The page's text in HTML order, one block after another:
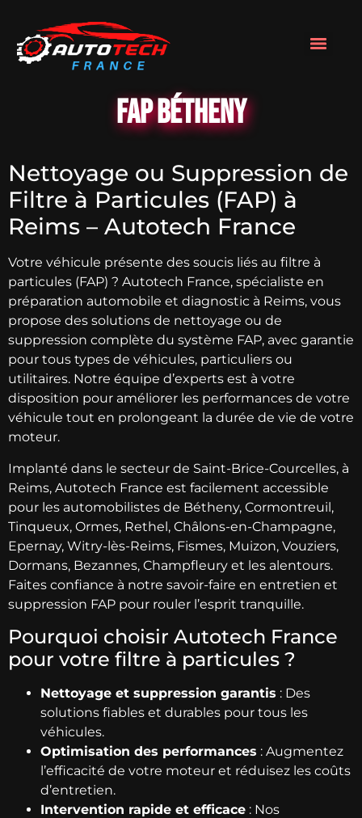
FAP Bétheny
Nettoyage ou Suppression de
Filtre à Particules (FAP) à
Reims – Autotech France
Votre véhicule présente des soucis liés au filtre à
particules (FAP) ? Autotech France, spécialiste en
préparation automobile et diagnostic à Reims, vous
propose des solutions de nettoyage ou de
suppression complète du système FAP, avec garantie
pour tous types de véhicules, particuliers ou
utilitaires. Notre équipe d’experts est à votre
disposition pour améliorer les performances de votre
véhicule tout en prolongeant la durée de vie de votre
moteur.
Implanté dans le secteur de Saint-Brice-Courcelles, à
Reims, Autotech France est facilement accessible
pour les automobilistes de Bétheny, Cormontreuil,
Tinqueux, Ormes, Rethel, Châlons-en-Champagne,
Epernay, Witry-lès-Reims, Fismes, Muizon, Vouziers,
Dormans, Bezannes, Champfleury et les alentours.
Faites confiance à notre savoir-faire en entretien et
suppression FAP pour rouler l’esprit tranquille.
Pourquoi choisir Autotech France
pour votre filtre à particules ?
Nettoyage et suppression garantis : Des
solutions fiables et durables pour tous les
véhicules.
Optimisation des performances : Augmentez
l’efficacité de votre moteur et réduisez les coûts
d’entretien.
Intervention rapide et efficace : Nos